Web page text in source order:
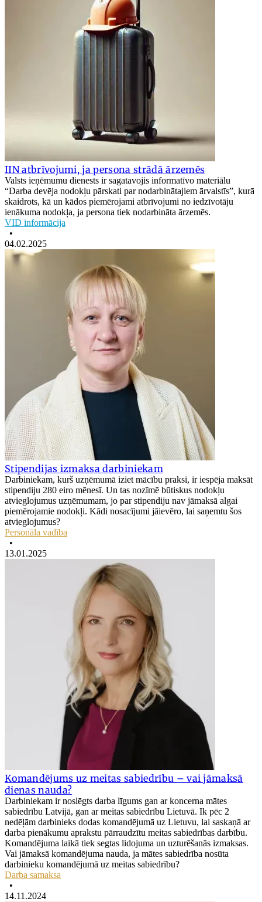
IIN atbrīvojumi, ja persona strādā ārzemēs
Valsts ieņēmumu dienests ir sagatavojis informatīvo materiālu
“Darba devēja nodokļu pārskati par nodarbinātajiem ārvalstīs”, kurā
skaidrots, kā un kādos piemērojami atbrīvojumi no iedzīvotāju
ienākuma nodokļa, ja persona tiek nodarbināta ārzemēs.
VID informācija
•
04.02.2025
Stipendijas izmaksa darbiniekam
Darbiniekam, kurš uzņēmumā iziet mācību praksi, ir iespēja maksāt
stipendiju 280 eiro mēnesī. Un tas nozīmē būtiskus nodokļu
atvieglojumus uzņēmumam, jo par stipendiju nav jāmaksā algai
piemērojamie nodokļi. Kādi nosacījumi jāievēro, lai saņemtu šos
atvieglojumus?
Personāla vadība
•
13.01.2025
Komandējums uz meitas sabiedrību – vai jāmaksā
dienas nauda?
Darbiniekam ir noslēgts darba līgums gan ar koncerna mātes
sabiedrību Latvijā, gan ar meitas sabiedrību Lietuvā. Ik pēc 2
nedēļām darbinieks dodas komandējumā uz Lietuvu, lai saskaņā ar
darba pienākumu aprakstu pārraudzītu meitas sabiedrības darbību.
Komandējuma laikā tiek segtas lidojuma un uzturēšanās izmaksas.
Vai jāmaksā komandējuma nauda, ja mātes sabiedrība nosūta
darbinieku komandējumā uz meitas sabiedrību?
Darba samaksa
•
14.11.2024